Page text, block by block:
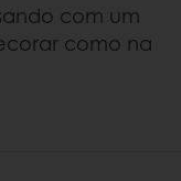
com um
como na